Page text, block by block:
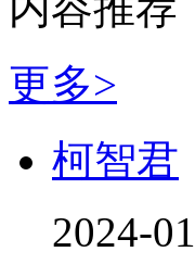
更多>
柯智君
2024-